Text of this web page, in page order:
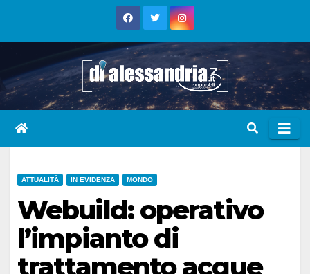
ATTUALITÀ IN EVIDENZA MONDO
Webuild: operativo
l’impianto di
trattamento acque